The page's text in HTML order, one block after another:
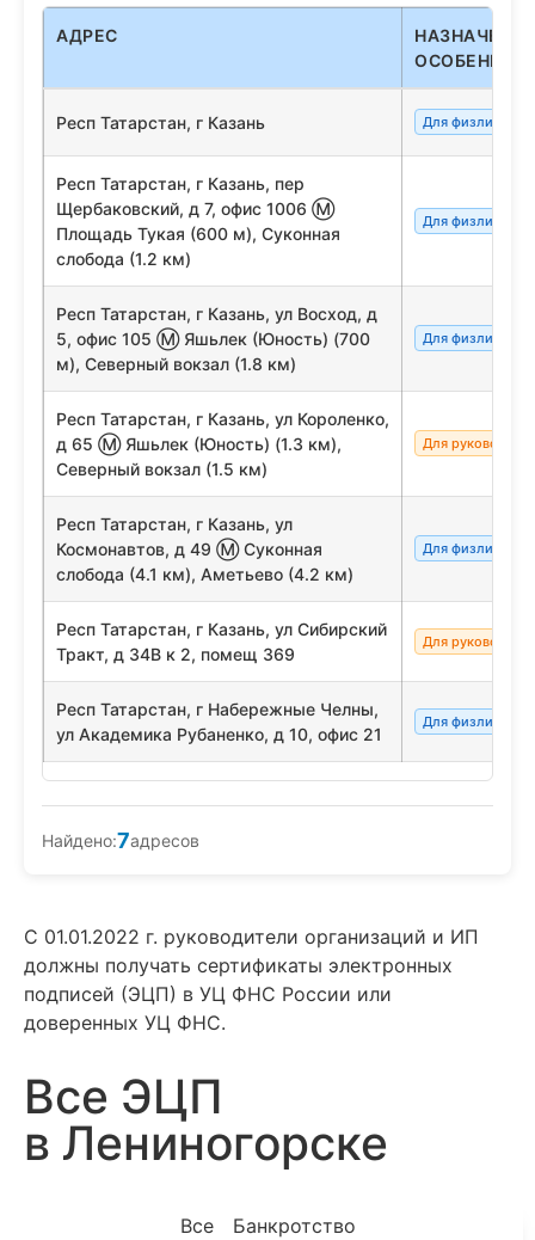
АДРЕС
Респ Татарстан, г Казань Для физлиц/
Респ Татарстан, г Казань, пер
Щербаковский, д 7, офис 1006 Ⓜ
Площадь Тукая (600 м), Суконная
слобода (1.2 км)
Для физлиц/
Респ Татарстан, г Казань, ул Восход, д
5, офис 105 Ⓜ Яшьлек (Юность) (700
м), Северный вокзал (1.8 км)
Для физлиц/
Респ Татарстан, г Казань, ул Короленко,
д 65 Ⓜ Яшьлек (Юность) (1.3 км),
Северный вокзал (1.5 км)
Для
Респ Татарстан, г Казань, ул
Космонавтов, д 49 Ⓜ Суконная
слобода (4.1 км), Аметьево (4.2 км)
Для физлиц/
Респ Татарстан, г Казань, ул Сибирский
Тракт, д 34В к 2, помещ 369
Для
Респ Татарстан, г Набережные Челны,
ул Академика Рубаненко, д 10, офис 21
Для физлиц/
Найдено:7адресов
С 01.01.2022 г. руководители организаций и ИП
должны получать сертификаты электронных
подписей (ЭЦП) в УЦ ФНС России или
доверенных УЦ ФНС.
Все ЭЦП
в Лениногорске
Все
Банкротство